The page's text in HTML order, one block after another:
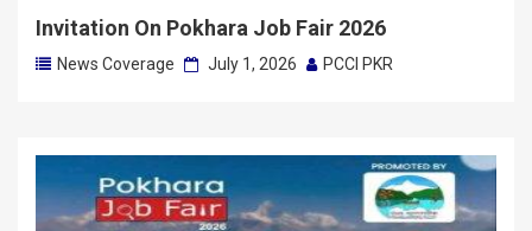
Invitation On Pokhara Job Fair 2026
News Coverage July 1, 2026 PCCI PKR